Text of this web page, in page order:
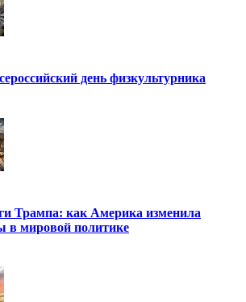
день физкультурника
Трампа: как Америка изменила
в мировой политике